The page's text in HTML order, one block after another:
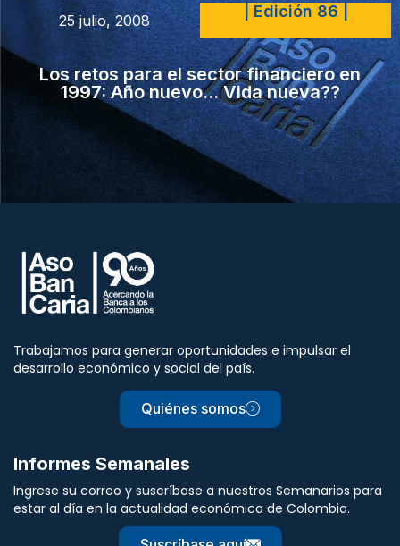
25 julio, 2008 | Edición 86 |
Los retos para el sector financiero en
1997: Año nuevo... Vida nueva??
Trabajamos para generar oportunidades e impulsar el
desarrollo económico y social del país.
Quiénes somos
Informes Semanales
Ingrese su correo y suscríbase a nuestros Semanarios para
estar al día en la actualidad económica de Colombia.